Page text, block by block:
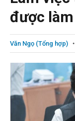
được
Văn Ngọ (Tổng hợp)